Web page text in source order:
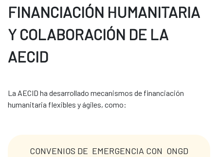
FINANCIACIÓN HUMANITARIA
Y COLABORACIÓN DE LA
AECID
La AECID ha desarrollado mecanismos de financiación
humanitaria flexibles y ágiles, como:
CONVENIOS DE EMERGENCIA CON ONGD